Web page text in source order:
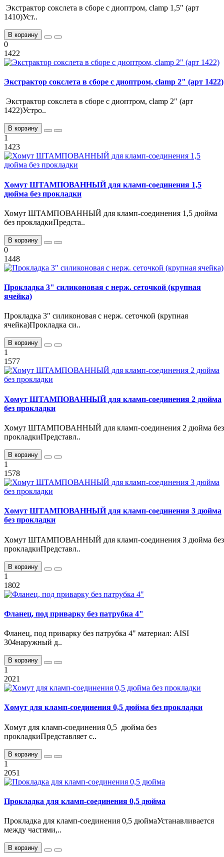
Экстрактор сокслета в сборе с диоптром, clamp 1,5" (арт
1410)Уст..
В корзину
0
1422
Экстрактор сокслета в сборе с диоптром, clamp 2" (арт 1422)
Экстрактор сокслета в сборе с диоптром, clamp 2" (арт
1422)Устро..
В корзину
1
1423
Хомут ШТАМПОВАННЫЙ для кламп-соединения 1,5
дюйма без прокладки
Хомут ШТАМПОВАННЫЙ для кламп-соединения 1,5 дюйма
без прокладкиПредста..
В корзину
0
1448
Прокладка 3" силиконовая с нерж. сеточкой (крупная
ячейка)
Прокладка 3" силиконовая с нерж. сеточкой (крупная
ячейка)Прокладка си..
В корзину
1
1577
Хомут ШТАМПОВАННЫЙ для кламп-соединения 2 дюйма
без прокладки
Хомут ШТАМПОВАННЫЙ для кламп-соединения 2 дюйма без
прокладкиПредставл..
В корзину
1
1578
Хомут ШТАМПОВАННЫЙ для кламп-соединения 3 дюйма
без прокладки
Хомут ШТАМПОВАННЫЙ для кламп-соединения 3 дюйма без
прокладкиПредставл..
В корзину
1
1802
Фланец, под приварку без патрубка 4"
Фланец, под приварку без патрубка 4" материал: AISI
304наружный д..
В корзину
1
2021
Хомут для кламп-соединения 0,5 дюйма без прокладки
Хомут для кламп-соединения 0,5 дюйма без
прокладкиПредставляет с..
В корзину
1
2051
Прокладка для кламп-соединения 0,5 дюйма
Прокладка для кламп-соединения 0,5 дюймаУстанавливается
между частями,..
В корзину